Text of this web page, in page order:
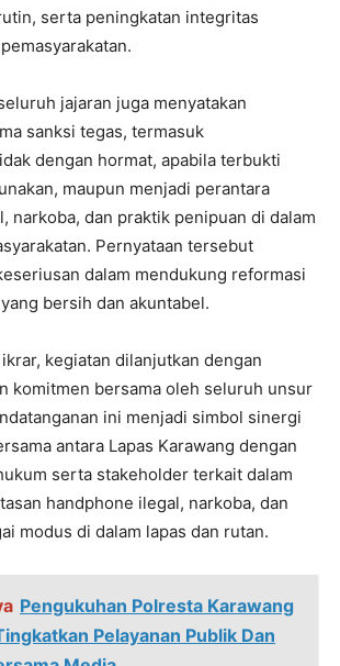
serta peningkatan integritas
jajaran juga menyatakan
sanksi tegas, termasuk
dengan hormat, apabila terbukti
maupun menjadi perantara
narkoba, dan praktik penipuan di dalam
Pernyataan tersebut
dalam mendukung reformasi
bersih dan akuntabel.
kegiatan dilanjutkan dengan
komitmen bersama oleh seluruh unsur
ini menjadi simbol sinergi
antara Lapas Karawang dengan
serta stakeholder terkait dalam
handphone ilegal, narkoba, dan
modus di dalam lapas dan rutan.
Pengukuhan Polresta Karawang
Pelayanan Publik Dan